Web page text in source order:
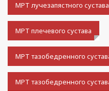
МРТ лучезапястного
МРТ плечевого сустава
МРТ тазобедренного
МРТ тазобедренного